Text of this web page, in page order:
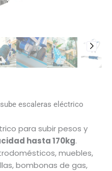
escaleras eléctrico
para subir pesos y
hasta 170kg.
muebles,
bombonas de gas,